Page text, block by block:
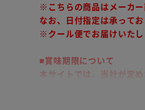
※こちらの商品はメーカー
なお、日付指定は承って
※クール便でお届けいたし
■賞味期限について
本サイトでは、当社が定
こちらの商品は代金引換